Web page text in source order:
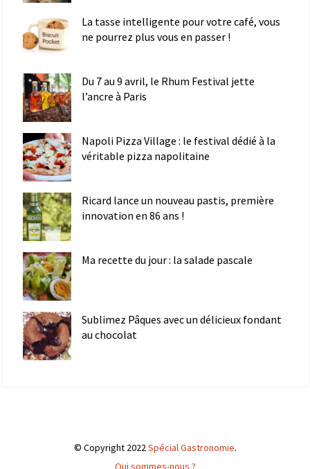
La tasse intelligente pour votre café, vous
ne pourrez plus vous en passer !
Du 7 au 9 avril, le Rhum Festival jette
l’ancre à Paris
Napoli Pizza Village : le festival dédié à la
véritable pizza napolitaine
Ricard lance un nouveau pastis, première
innovation en 86 ans !
Ma recette du jour : la salade pascale
Sublimez Pâques avec un délicieux fondant
au chocolat
© Copyright 2022Spécial Gastronomie.
Qui sommes-nous ?